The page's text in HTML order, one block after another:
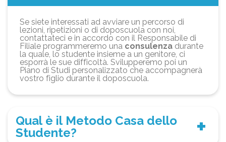
Se siete interessati ad avviare un percorso di
lezioni, ripetizioni o di doposcuola con noi,
contattateci e in accordo con il Responsabile di
Filiale programmeremo una consulenza durante
la quale, lo studente insieme a un genitore, ci
esporrà le sue difficoltà. Svilupperemo poi un
Piano di Studi personalizzato che accompagnerà
vostro figlio durante il doposcuola.
Qual è il Metodo Casa dello
Studente?